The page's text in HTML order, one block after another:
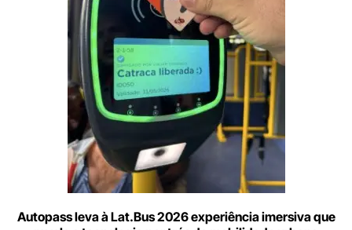
Autopass leva à Lat.Bus 2026 experiência imersiva que